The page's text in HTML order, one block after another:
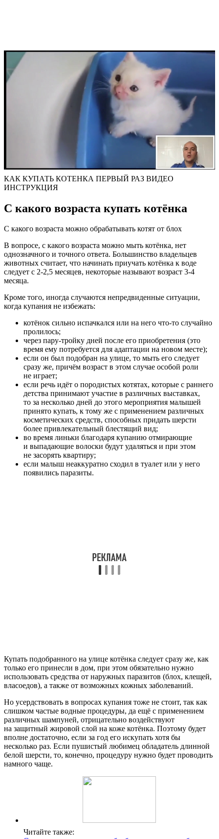
КАК КУПАТЬ КОТЕНКА ПЕРВЫЙ РАЗ ВИДЕО
ИНСТРУКЦИЯ
С какого возраста купать котёнка
С какого возраста можно обрабатывать котят от блох
В вопросе, с какого возраста можно мыть котёнка, нет
однозначного и точного ответа. Большинство владельцев
животных считает, что начинать приучать котёнка к воде
следует с 2-2,5 месяцев, некоторые называют возраст 3-4
месяца.
Кроме того, иногда случаются непредвиденные ситуации,
когда купания не избежать:
котёнок сильно испачкался или на него что-то случайно
пролилось;
через пару-тройку дней после его приобретения (это
время ему потребуется для адаптации на новом месте);
если он был подобран на улице, то мыть его следует
сразу же, причём возраст в этом случае особой роли
не играет;
если речь идёт о породистых котятах, которые с раннего
детства принимают участие в различных выставках,
то за несколько дней до этого мероприятия малышей
принято купать, к тому же с применением различных
косметических средств, способных придать шерсти
более привлекательный блестящий вид;
во время линьки благодаря купанию отмирающие
и выпадающие волоски будут удаляться и при этом
не засорять квартиру;
если малыш неаккуратно сходил в туалет или у него
появились паразиты.
Купать подобранного на улице котёнка следует сразу же, как
только его принесли в дом, при этом обязательно нужно
использовать средства от наружных паразитов (блох, клещей,
власоедов), а также от возможных кожных заболеваний.
Но усердствовать в вопросах купания тоже не стоит, так как
слишком частые водные процедуры, да ещё с применением
различных шампуней, отрицательно воздействуют
на защитный жировой слой на коже котёнка. Поэтому будет
вполне достаточно, если за год его искупать хотя бы
несколько раз. Если пушистый любимец обладатель длинной
белой шерсти, то, конечно, процедуру нужно будет проводить
намного чаще.
Читайте также: